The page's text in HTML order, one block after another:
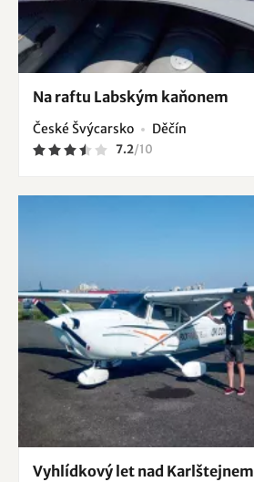
Na raftu Labským kaňonem
České Švýcarsko Děčín
7.2/10
Vyhlídkový let nad Karlštejnem